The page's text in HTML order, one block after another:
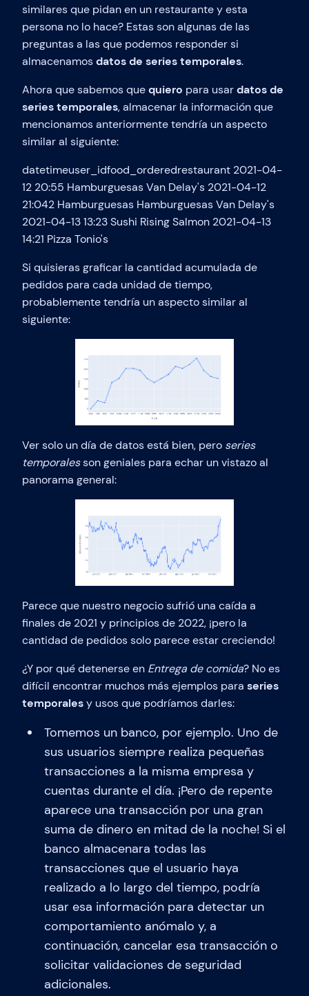
similares que pidan en un restaurante y esta
persona no lo hace? Estas son algunas de las
preguntas a las que podemos responder si
almacenamosdatos de series temporales.
Ahora que sabemos quequiero para usardatos de
series temporales, almacenar la información que
mencionamos anteriormente tendría un aspecto
similar al siguiente:
datetimeuser_idfood_orderedrestaurant 2021-04-
12 20:55 Hamburguesas Van Delay's 2021-04-12
21:042 Hamburguesas Hamburguesas Van Delay's
2021-04-13 13:23 Sushi Rising Salmon 2021-04-13
14:21 Pizza Tonio's
Si quisieras graficar la cantidad acumulada de
pedidos para cada unidad de tiempo,
probablemente tendría un aspecto similar al
siguiente:
Ver solo un día de datos está bien, pero series
temporalesson geniales para echar un vistazo al
panorama general:
Parece que nuestro negocio sufrió una caída a
finales de 2021 y principios de 2022, ¡pero la
cantidad de pedidos solo parece estar creciendo!
¿Y por qué detenerse en Entrega de comida? No es
difícil encontrar muchos más ejemplos para series
temporalesy usos que podríamos darles:
Tomemos un banco, por ejemplo. Uno de
sus usuarios siempre realiza pequeñas
transacciones a la misma empresa y
cuentas durante el día. ¡Pero de repente
aparece una transacción por una gran
suma de dinero en mitad de la noche! Si el
banco almacenara todas las
transacciones que el usuario haya
realizado a lo largo del tiempo, podría
usar esa información para detectar un
comportamiento anómalo y, a
continuación, cancelar esa transacción o
solicitar validaciones de seguridad
adicionales.